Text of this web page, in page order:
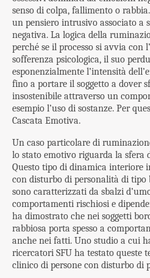
senso di colpa, fallimento o
un pensiero intrusivo associato a
negativa. La logica della
perché se il processo si avvia con
sofferenza psicologica, il suo
esponenzialmente l’intensità
fino a portare il soggetto a dover
insostenibile attraverso un
esempio l’uso di sostanze. Per
Cascata Emotiva.
Un caso particolare di
lo stato emotivo riguarda la sfera
Questo tipo di dinamica interiore
con disturbo di personalità di tipo
sono caratterizzati da sbalzi
comportamenti rischiosi e
ha dimostrato che nei soggetti
rabbiosa porta spesso a
anche nei fatti. Uno studio a cui
ricercatori SFU ha testato queste
clinico di persone con disturbo di